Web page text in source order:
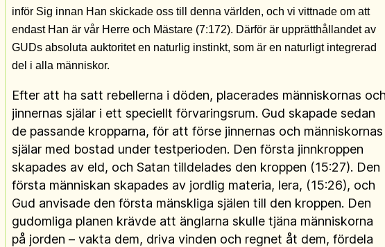
inför Sig innan Han skickade oss till denna världen, och vi vittnade om att
endast Han är vår Herre och Mästare (7:172). Därför är upprätthållandet av
GUDs absoluta auktoritet en naturlig instinkt, som är en naturligt integrerad
del i alla människor.
Efter att ha satt rebellerna i döden, placerades människornas och
jinnernas själar i ett speciellt förvaringsrum. Gud skapade sedan
de passande kropparna, för att förse jinnernas och människornas
själar med bostad under testperioden. Den första jinnkroppen
skapades av eld, och Satan tilldelades den kroppen (15:27). Den
första människan skapades av jordlig materia, lera, (15:26), och
Gud anvisade den första mänskliga själen till den kroppen. Den
gudomliga planen krävde att änglarna skulle tjäna människorna
på jorden – vakta dem, driva vinden och regnet åt dem, fördela